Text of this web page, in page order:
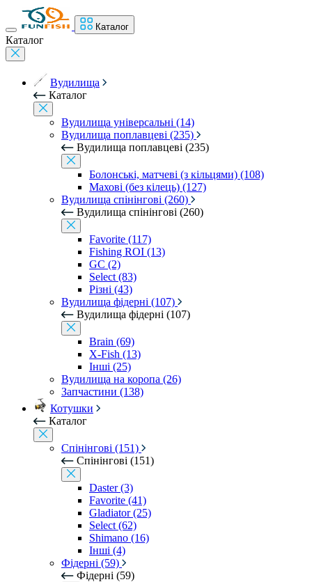
Каталог
Каталог
Вудилища
Каталог
Вудилища універсальні (14)
Вудилища поплавцеві (235)
Вудилища поплавцеві (235)
Болонські, матчеві (з кільцями) (108)
Махові (без кілець) (127)
Вудилища спінінгові (260)
Вудилища спінінгові (260)
Favorite (117)
Fishing ROI (13)
GC (2)
Select (83)
Різні (43)
Вудилища фідерні (107)
Вудилища фідерні (107)
Brain (69)
X-Fish (13)
Інші (25)
Вудилища на коропа (26)
Запчастини (138)
Котушки
Каталог
Спінінгові (151)
Спінінгові (151)
Daster (3)
Favorite (41)
Gladiator (25)
Select (62)
Shimano (16)
Інші (4)
Фідерні (59)
Фідерні (59)